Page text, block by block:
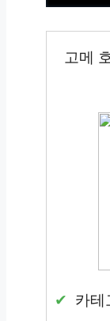
고메
카테